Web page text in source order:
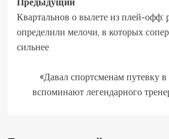
Квартальнов о вылете из плей-офф:
определили мелочи, в которых
сильнее
«Давал спортсменам путевку
вспоминают легендарного